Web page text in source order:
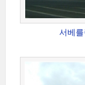
서베